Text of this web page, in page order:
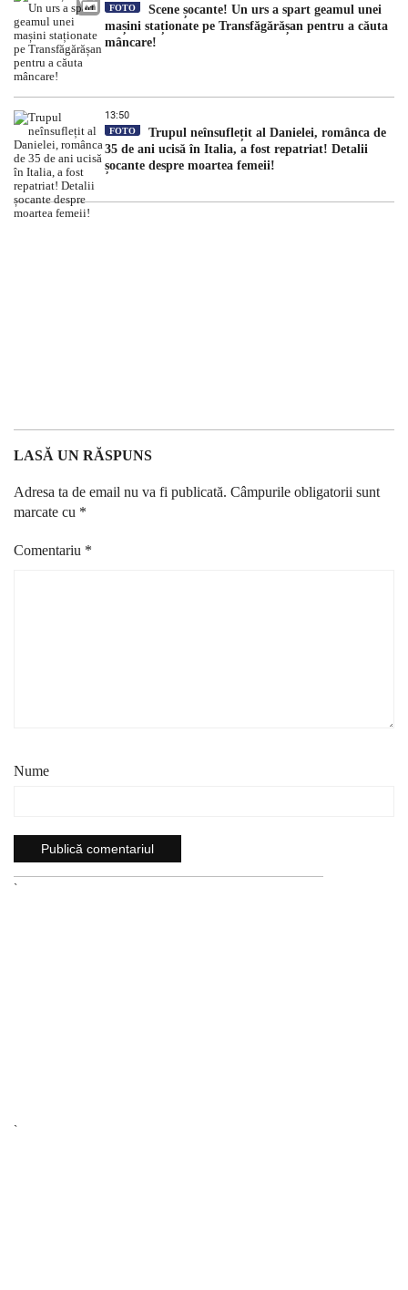
FOTO
Scene șocante! Un urs a spart geamul unei
mașini staționate pe Transfăgărășan pentru a căuta
mâncare!
13:50
FOTO
Trupul neînsuflețit al Danielei, românca de
35 de ani ucisă în Italia, a fost repatriat! Detalii
șocante despre moartea femeii!
LASĂ UN RĂSPUNS
Adresa ta de email nu va fi publicată. Câmpurile obligatorii sunt
marcate cu *
Comentariu *
Nume
`
`